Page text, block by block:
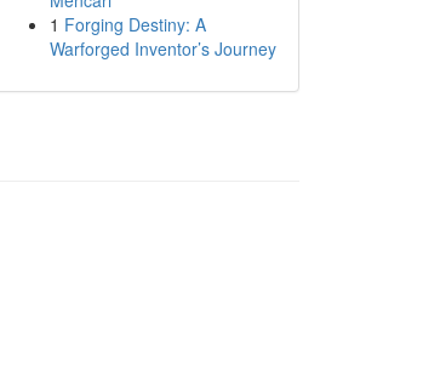
1 Forging Destiny: A
Warforged Inventor’s Journey